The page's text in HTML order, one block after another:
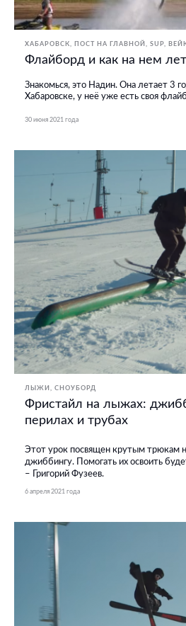
ХАБАРОВСК ПОСТ НА ГЛАВНОЙ SUP
Флайборд и как на нем
Знакомься, это Надин. Она летает 3
Хабаровске, у неё уже есть своя
30 июня 2021 года
ЛЫЖИ СНОУБОРД
Фристайл на лыжах:
перилах и трубах
Этот урок посвящен крутым трюкам
джиббингу. Помогать их освоить
– Григорий Фузеев.
6 апреля 2021 года